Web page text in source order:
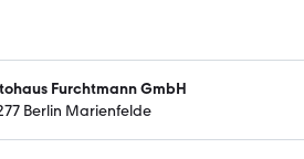
Furchtmann GmbH
Berlin Marienfelde